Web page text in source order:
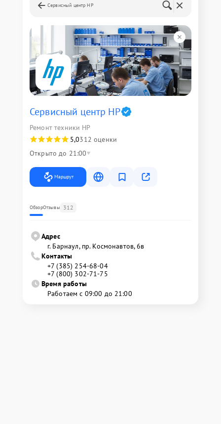
Сервисный центр HP
Сервисный центр HP
Ремонт техники HP
5,0312 оценки
Открыто до 21:00
Маршрут
ОбзорОтзывы 312
Адрес
г. Барнаул, ​пр. Космонавтов, 6в
Контакты
+7 (385) 254-68-04
+7 (800) 302-71-75
Время работы
Работаем с 09:00 до 21:00